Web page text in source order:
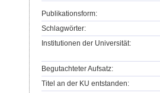
Publikationsform:
Schlagwörter:
Institutionen der Universität:
Begutachteter Aufsatz:
Titel an der KU entstanden: